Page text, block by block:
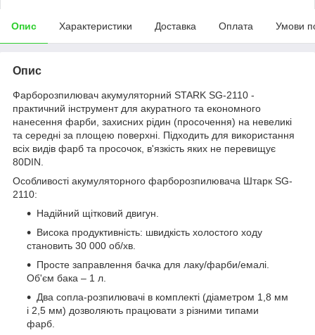
Опис Характеристики Доставка Оплата Умови
Опис
Фарборозпилювач акумуляторний STARK SG-2110 -
практичний інструмент для акуратного та економного
нанесення фарби, захисних рідин (просочення) на невеликі
та середні за площею поверхні. Підходить для використання
всіх видів фарб та просочок, в'язкість яких не перевищує
80DIN.
Особливості акумуляторного фарборозпилювача Штарк SG-
2110:
Надійний щітковий двигун.
Висока продуктивність: швидкість холостого ходу
становить 30 000 об/хв.
Просте заправлення бачка для лаку/фарби/емалі.
Об'єм бака – 1 л.
Два сопла-розпилювачі в комплекті (діаметром 1,8 мм
і 2,5 мм) дозволяють працювати з різними типами
фарб.